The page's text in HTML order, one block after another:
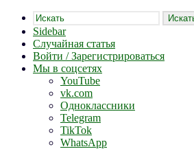
Sidebar
Случайная статья
Войти / Зарегистрироваться
Мы в соцсетях
YouTube
vk.com
Одноклассники
Telegram
TikTok
WhatsApp